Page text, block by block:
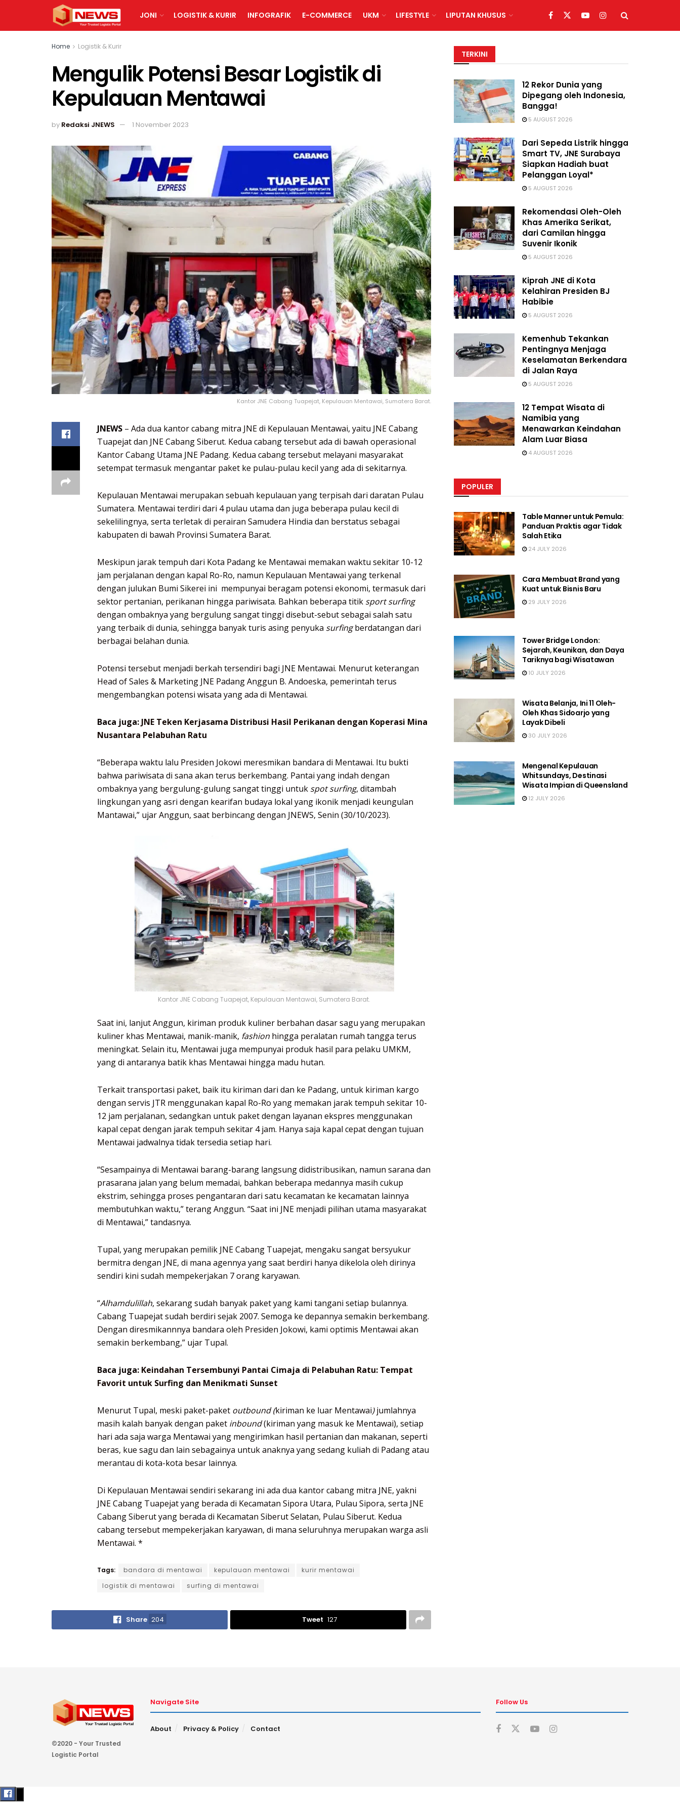
JONI LOGISTIK & KURIR INFOGRAFIK E-COMMERCE UKM LIFESTYLE LIPUTAN KHUSUS
Home Logistik & Kurir
Mengulik Potensi Besar Logistik di
Kepulauan Mentawai
by Redaksi JNEWS 1 November 2023
Kantor JNE Cabang Tuapejat, Kepulauan Mentawai, Sumatera Barat.
JNEWS – Ada dua kantor cabang mitra JNE di Kepulauan Mentawai, yaitu JNE Cabang
Tuapejat dan JNE Cabang Siberut. Kedua cabang tersebut ada di bawah operasional
Kantor Cabang Utama JNE Padang. Kedua cabang tersebut melayani masyarakat
setempat termasuk mengantar paket ke pulau-pulau kecil yang ada di sekitarnya.
Kepulauan Mentawai merupakan sebuah kepulauan yang terpisah dari daratan Pulau
Sumatera. Mentawai terdiri dari 4 pulau utama dan juga beberapa pulau kecil di
sekelilingnya, serta terletak di perairan Samudera Hindia dan berstatus sebagai
kabupaten di bawah Provinsi Sumatera Barat.
Meskipun jarak tempuh dari Kota Padang ke Mentawai memakan waktu sekitar 10-12
jam perjalanan dengan kapal Ro-Ro, namun Kepulauan Mentawai yang terkenal
dengan julukan Bumi Sikerei ini mempunyai beragam potensi ekonomi, termasuk dari
sektor pertanian, perikanan hingga pariwisata. Bahkan beberapa titik sport surfing
dengan ombaknya yang bergulung sangat tinggi disebut-sebut sebagai salah satu
yang terbaik di dunia, sehingga banyak turis asing penyuka surfingberdatangan dari
berbagai belahan dunia.
Potensi tersebut menjadi berkah tersendiri bagi JNE Mentawai. Menurut keterangan
Head of Sales & Marketing JNE Padang Anggun B. Andoeska, pemerintah terus
mengembangkan potensi wisata yang ada di Mentawai.
Baca juga: JNE Teken Kerjasama Distribusi Hasil Perikanan dengan Koperasi Mina
Nusantara Pelabuhan Ratu
“Beberapa waktu lalu Presiden Jokowi meresmikan bandara di Mentawai. Itu bukti
bahwa pariwisata di sana akan terus berkembang. Pantai yang indah dengan
ombaknya yang bergulung-gulung sangat tinggi untuk spot surfing, ditambah
lingkungan yang asri dengan kearifan budaya lokal yang ikonik menjadi keungulan
Mantawai,” ujar Anggun, saat berbincang dengan JNEWS, Senin (30/10/2023).
Kantor JNE Cabang Tuapejat, Kepulauan Mentawai, Sumatera Barat.
Saat ini, lanjut Anggun, kiriman produk kuliner berbahan dasar sagu yang merupakan
kuliner khas Mentawai, manik-manik, fashion hingga peralatan rumah tangga terus
meningkat. Selain itu, Mentawai juga mempunyai produk hasil para pelaku UMKM,
yang di antaranya batik khas Mentawai hingga madu hutan.
Terkait transportasi paket, baik itu kiriman dari dan ke Padang, untuk kiriman kargo
dengan servis JTR menggunakan kapal Ro-Ro yang memakan jarak tempuh sekitar 10-
12 jam perjalanan, sedangkan untuk paket dengan layanan ekspres menggunakan
kapal cepat dengan jarak tempuh sekitar 4 jam. Hanya saja kapal cepat dengan tujuan
Mentawai jadwalnya tidak tersedia setiap hari.
“Sesampainya di Mentawai barang-barang langsung didistribusikan, namun sarana dan
prasarana jalan yang belum memadai, bahkan beberapa medannya masih cukup
ekstrim, sehingga proses pengantaran dari satu kecamatan ke kecamatan lainnya
membutuhkan waktu,” terang Anggun. “Saat ini JNE menjadi pilihan utama masyarakat
di Mentawai,” tandasnya.
Tupal, yang merupakan pemilik JNE Cabang Tuapejat, mengaku sangat bersyukur
bermitra dengan JNE, di mana agennya yang saat berdiri hanya dikelola oleh dirinya
sendiri kini sudah mempekerjakan 7 orang karyawan.
“Alhamdulillah, sekarang sudah banyak paket yang kami tangani setiap bulannya.
Cabang Tuapejat sudah berdiri sejak 2007. Semoga ke depannya semakin berkembang.
Dengan diresmikannnya bandara oleh Presiden Jokowi, kami optimis Mentawai akan
semakin berkembang,” ujar Tupal.
Baca juga: Keindahan Tersembunyi Pantai Cimaja di Pelabuhan Ratu: Tempat
Favorit untuk Surfing dan Menikmati Sunset
Menurut Tupal, meski paket-paket outbound (kiriman ke luar Mentawai)jumlahnya
masih kalah banyak dengan paket inbound(kiriman yang masuk ke Mentawai), setiap
hari ada saja warga Mentawai yang mengirimkan hasil pertanian dan makanan, seperti
beras, kue sagu dan lain sebagainya untuk anaknya yang sedang kuliah di Padang atau
merantau di kota-kota besar lainnya.
Di Kepulauan Mentawai sendiri sekarang ini ada dua kantor cabang mitra JNE, yakni
JNE Cabang Tuapejat yang berada di Kecamatan Sipora Utara, Pulau Sipora, serta JNE
Cabang Siberut yang berada di Kecamatan Siberut Selatan, Pulau Siberut. Kedua
cabang tersebut mempekerjakan karyawan, di mana seluruhnya merupakan warga asli
Mentawai. *
Tags: bandara di mentawai kepulauan mentawai
kurir mentawai
logistik di mentawai
surfing di mentawai
Share 204 Tweet 127
TERKINI
12 Rekor Dunia yang
Dipegang oleh Indonesia,
Bangga!
5 AUGUST 2026
Dari Sepeda Listrik hingga
Smart TV, JNE Surabaya
Siapkan Hadiah buat
Pelanggan Loyal*
5 AUGUST 2026
Rekomendasi Oleh-Oleh
Khas Amerika Serikat,
dari Camilan hingga
Suvenir Ikonik
5 AUGUST 2026
Kiprah JNE di Kota
Kelahiran Presiden BJ
Habibie
5 AUGUST 2026
Kemenhub Tekankan
Pentingnya Menjaga
Keselamatan Berkendara
di Jalan Raya
5 AUGUST 2026
12 Tempat Wisata di
Namibia yang
Menawarkan Keindahan
Alam Luar Biasa
4 AUGUST 2026
POPULER
Table Manner untuk Pemula:
Panduan Praktis agar Tidak
Salah Etika
24 JULY 2026
Cara Membuat Brand yang
Kuat untuk Bisnis Baru
29 JULY 2026
Tower Bridge London:
Sejarah, Keunikan, dan Daya
Tariknya bagi Wisatawan
10 JULY 2026
Wisata Belanja, Ini 11 Oleh-
Oleh Khas Sidoarjo yang
Layak Dibeli
30 JULY 2026
Mengenal Kepulauan
Whitsundays, Destinasi
Wisata Impian di Queensland
12 JULY 2026
©2020 - Your Trusted
Logistic Portal
Navigate Site
About Privacy & Policy Contact
Follow Us